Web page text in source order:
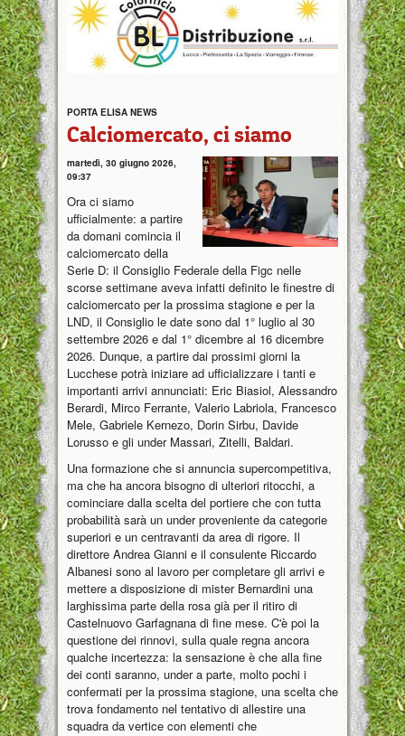
PORTA ELISA NEWS
Calciomercato, ci siamo
martedì, 30 giugno 2026,
09:37
Ora ci siamo
ufficialmente: a partire
da domani comincia il
calciomercato della
Serie D: il Consiglio Federale della Figc nelle
scorse settimane aveva infatti definito le finestre di
calciomercato per la prossima stagione e per la
LND, il Consiglio le date sono dal 1° luglio al 30
settembre 2026 e dal 1° dicembre al 16 dicembre
2026. Dunque, a partire dai prossimi giorni la
Lucchese potrà iniziare ad ufficializzare i tanti e
importanti arrivi annunciati: Eric Biasiol, Alessandro
Berardi, Mirco Ferrante, Valerio Labriola, Francesco
Mele, Gabriele Kernezo, Dorin Sirbu, Davide
Lorusso e gli under Massari, Zitelli, Baldari.
Una formazione che si annuncia supercompetitiva,
ma che ha ancora bisogno di ulteriori ritocchi, a
cominciare dalla scelta del portiere che con tutta
probabilità sarà un under proveniente da categorie
superiori e un centravanti da area di rigore. Il
direttore Andrea Gianni e il consulente Riccardo
Albanesi sono al lavoro per completare gli arrivi e
mettere a disposizione di mister Bernardini una
larghissima parte della rosa già per il ritiro di
Castelnuovo Garfagnana di fine mese. C'è poi la
questione dei rinnovi, sulla quale regna ancora
qualche incertezza: la sensazione è che alla fine
dei conti saranno, under a parte, molto pochi i
confermati per la prossima stagione, una scelta che
trova fondamento nel tentativo di allestire una
squadra da vertice con elementi che